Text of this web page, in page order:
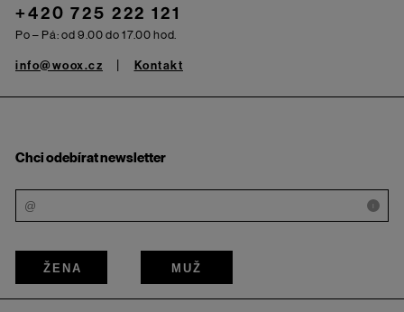
+420 725 222 121
Po – Pá: od 9.00 do 17.00 hod.
info@woox.cz Kontakt
Chci odebírat newsletter
i
ŽENA MUŽ